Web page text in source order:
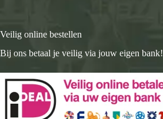
Veilig online bestellen
Bij ons betaal je veilig via jouw eigen bank!